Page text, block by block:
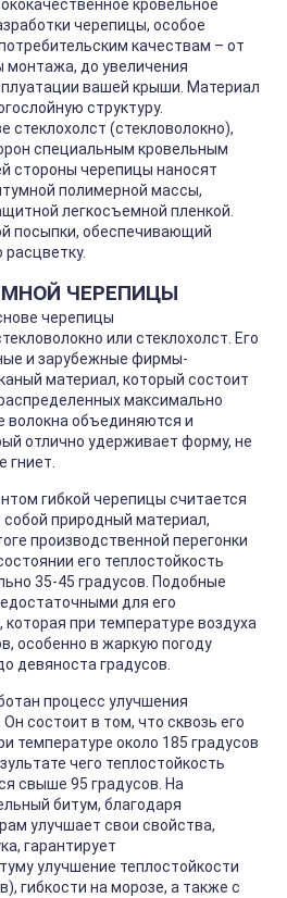
кровельное
черепицы, особое
качествам – от
до увеличения
вашей крыши. Материал
структуру.
стеклохолст (стекловолокно),
специальным кровельным
стороны черепицы наносят
полимерной массы,
легкосъемной пленкой.
посыпки, обеспечивающий
ЧЕРЕПИЦЫ
черепицы
или стеклохолст. Его
и зарубежные фирмы-
материал, который состоит
максимально
волокна объединяются и
отлично удерживает форму, не
гниет.
гибкой черепицы считается
природный материал,
производственной перегонки
его теплостойкость
35-45 градусов. Подобные
для его
при температуре воздуха
особенно в жаркую погоду
девяноста градусов.
процесс улучшения
состоит в том, что сквозь его
температуре около 185 градусов
чего теплостойкость
свыше 95 градусов. На
битум, благодаря
улучшает свои свойства,
гарантирует
улучшение теплостойкости
гибкости на морозе, а также с